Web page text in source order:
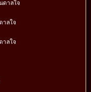
ดาลใจ
าลใจ
าลใจ